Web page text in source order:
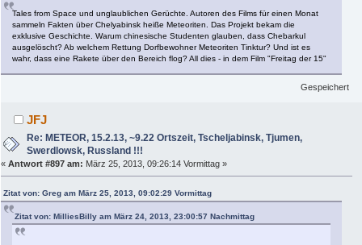
Tales from Space und unglaublichen Gerüchte. Autoren des Films für einen Monat
sammeln Fakten über Chelyabinsk heiße Meteoriten. Das Projekt bekam die
exklusive Geschichte. Warum chinesische Studenten glauben, dass Chebarkul
ausgelöscht? Ab welchem ​​Rettung Dorfbewohner Meteoriten Tinktur? Und ist es
wahr, dass eine Rakete über den Bereich flog? All dies - in dem Film "Freitag der 15"
Gespeichert
JFJ
Re: METEOR, 15.2.13, ~9.22 Ortszeit, Tscheljabinsk, Tjumen,
Swerdlowsk, Russland !!!
« Antwort #897 am: März 25, 2013, 09:26:14 Vormittag »
Zitat von: Greg am März 25, 2013, 09:02:29 Vormittag
Zitat von: MilliesBilly am März 24, 2013, 23:00:57 Nachmittag